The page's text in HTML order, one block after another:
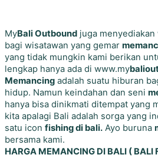
MyBali Outbound juga
bagi wisatawan yang gemar
yang tidak mungkin kami berikan
lengkap hanya ada di www.my
Memancing adalah suatu hiburan
hidup. Namun keindahan dan seni
hanya bisa dinikmati ditempat yang
kita apalagi Bali adalah sorga yang
satu icon fishing di bali. Ayo buruna
bersama kami.
HARGA MEMANCING DI BALI ( BALI